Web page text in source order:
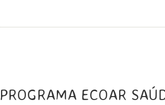
PROGRAMA ECOAR